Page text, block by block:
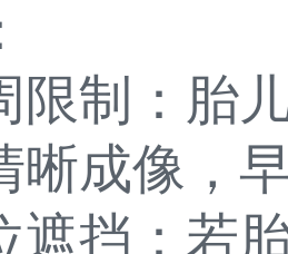
：胎儿
晰成像，
挡：若胎